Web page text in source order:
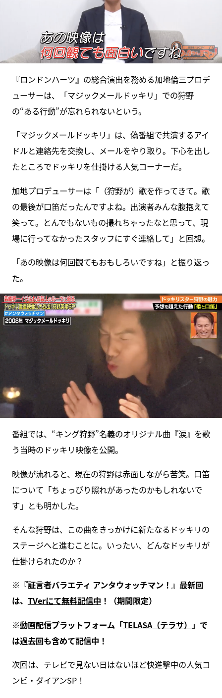
『ロンドンハーツ』の総合演出を務める加地倫三プロデ
ューサーは、「マジックメールドッキリ」での狩野
の“ある行動”が忘れられないという。
「マジックメールドッキリ」は、偽番組で共演するアイ
ドルと連絡先を交換し、メールをやり取り。下心を出し
たところでドッキリを仕掛ける人気コーナーだ。
加地プロデューサーは「（狩野が）歌を作ってきて。歌
の最後が口笛だったんですよね。出演者みんな腹抱えて
笑って。とんでもないもの撮れちゃったなと思って、現
場に行ってなかったスタッフにすぐ連絡して」と回想。
「あの映像は何回観てもおもしろいですね」と振り返っ
た。
番組では、“キング狩野”名義のオリジナル曲『涙』を歌
う当時のドッキリ映像を公開。
映像が流れると、現在の狩野は赤面しながら苦笑。口笛
について「ちょっぴり照れがあったのかもしれないで
す」とも明かした。
そんな狩野は、この曲をきっかけに新たなるドッキリの
ステージへと進むことに。いったい、どんなドッキリが
仕掛けられたのか？
※『証言者バラエティ アンタウォッチマン！』最新回
は、 TVerにて無料配信中 ！（期間限定）
※動画配信プラットフォーム「TELASA（テラサ） 」で
は過去回も含めて配信中！
次回は、テレビで見ない日はないほど快進撃中の人気コ
ンビ・ダイアンSP！